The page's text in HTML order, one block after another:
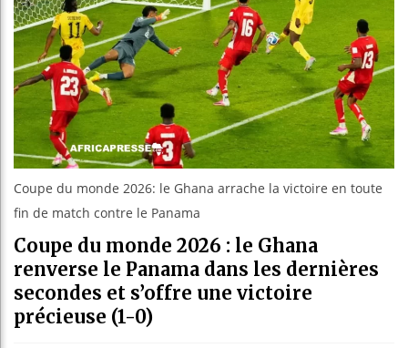
Bénin :
Coupe du monde 2026: le Ghana arrache la victoire en toute
fin de match contre le Panama
Coupe du monde 2026 : le Ghana
renverse le Panama dans les dernières
secondes et s’offre une victoire
précieuse (1-0)